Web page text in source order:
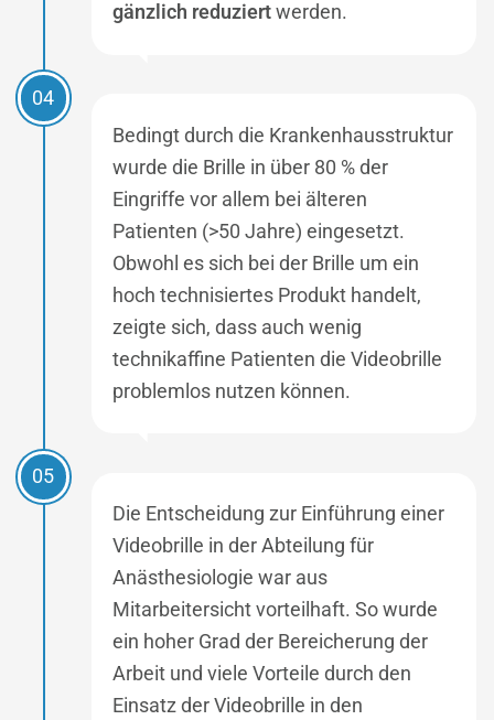
gänzlich reduziert werden.
04
Bedingt durch die Krankenhausstruktur
wurde die Brille in über 80 % der
Eingriffe vor allem bei älteren
Patienten (>50 Jahre) eingesetzt.
Obwohl es sich bei der Brille um ein
hoch technisiertes Produkt handelt,
zeigte sich, dass auch wenig
technikaffine Patienten die Videobrille
problemlos nutzen können.
05
Die Entscheidung zur Einführung einer
Videobrille in der Abteilung für
Anästhesiologie war aus
Mitarbeitersicht vorteilhaft. So wurde
ein hoher Grad der Bereicherung der
Arbeit und viele Vorteile durch den
Einsatz der Videobrille in den